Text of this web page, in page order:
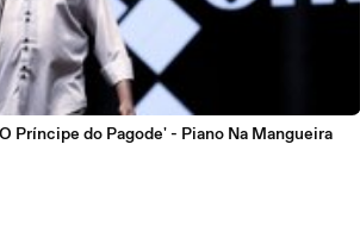
Príncipe do Pagode' - Piano Na Mangueira